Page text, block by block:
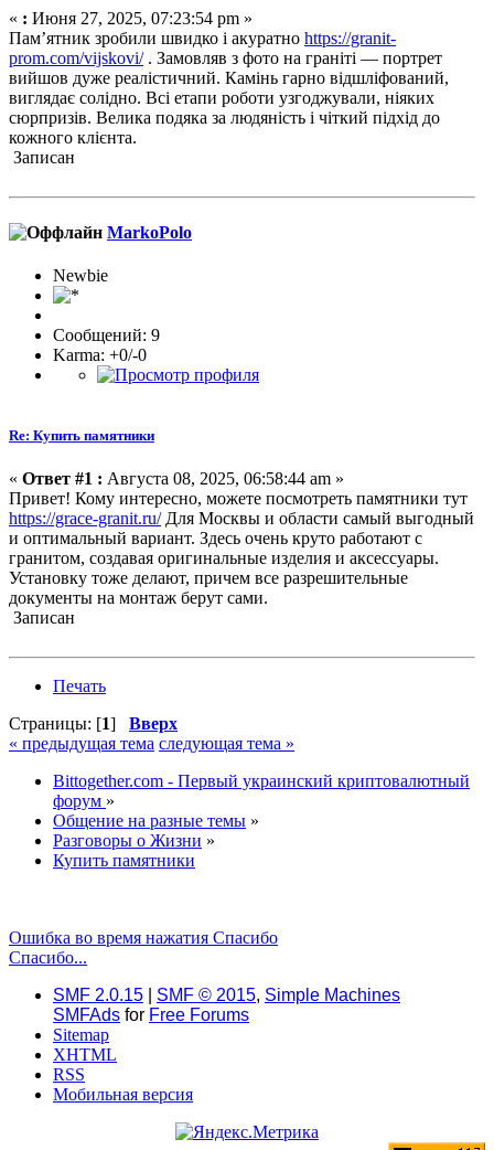
« : Июня 27, 2025, 07:23:54 pm »
Пам’ятник зробили швидко і акуратно https://granit-
prom.com/vijskovi/. Замовляв з фото на граніті — портрет
вийшов дуже реалістичний. Камінь гарно відшліфований,
виглядає солідно. Всі етапи роботи узгоджували, ніяких
сюрпризів. Велика подяка за людяність і чіткий підхід до
кожного клієнта.
Записан
MarkoPolo
Newbie
Сообщений: 9
Karma: +0/-0
Re: Купить памятники
« Ответ #1 : Августа 08, 2025, 06:58:44 am »
Привет! Кому интересно, можете посмотреть памятники тут
https://grace-granit.ru/Для Москвы и области самый выгодный
и оптимальный вариант. Здесь очень круто работают с
гранитом, создавая оригинальные изделия и аксессуары.
Установку тоже делают, причем все разрешительные
документы на монтаж берут сами.
Записан
Печать
Страницы: [1] Вверх
« предыдущая тема следующая тема »
Bittogether.com - Первый украинский криптовалютный
форум »
Общение на разные темы »
Разговоры о Жизни »
Купить памятники
Ошибка во время нажатия Спасибо
Спасибо...
SMF 2.0.15
SMF © 2015, Simple Machines
SMFAds for Free Forums
Sitemap
XHTML
RSS
Мобильная версия